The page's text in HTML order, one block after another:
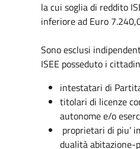
la cui soglia di reddito
inferiore ad Euro
Sono esclusi
ISEE posseduto i
intestatari di
titolari di licenze
autonome e/o
proprietari di piu’
dualità abitazione-